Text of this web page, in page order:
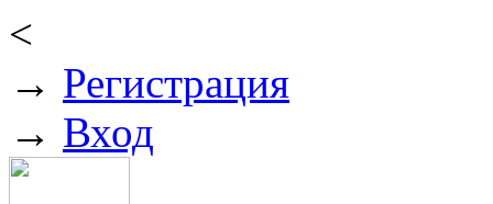
<
→ Регистрация
→ Вход